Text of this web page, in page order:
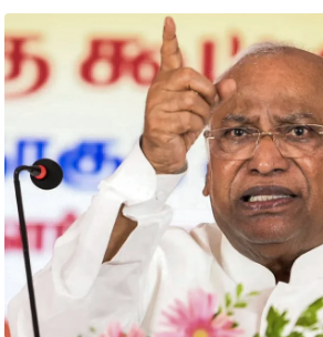
ए
म
.
आ
र
.
आ
ई
.
चा
य